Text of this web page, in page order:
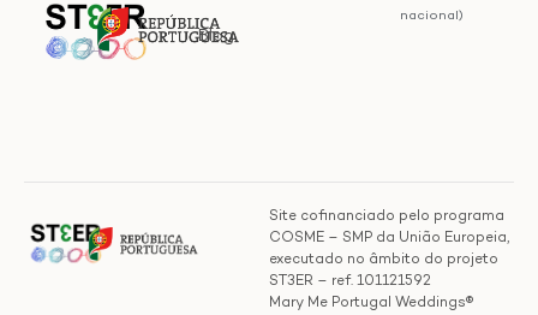
Blog
nacional)
Site cofinanciado pelo programa
COSME – SMP da União Europeia,
executado no âmbito do projeto
ST3ER – ref. 101121592
Mary Me Portugal Weddings®